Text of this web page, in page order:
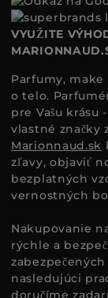
VYUŽITE
Parfumy,
o telo.
pre Vašu krásu
vlastné značky
Marionnaud.sk
zľavy, objaviť
bezplatných
vernostných
Nakupovanie
rýchle a
nasledujúci
doručíme